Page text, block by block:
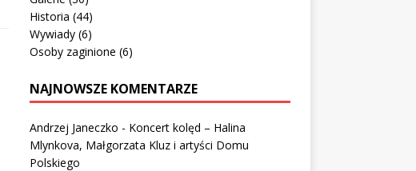
Historia (44)
Wywiady(6)
Osoby zaginione (6)
NAJNOWSZE KOMENTARZE
Andrzej Janeczko - Koncert kolęd – Halina
Mlynkova, Małgorzata Kluz i artyści Domu
Polskiego